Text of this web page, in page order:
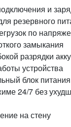
и
резервного
по
замыкания
разрядки
устройства
блок
24/7 без
на стену